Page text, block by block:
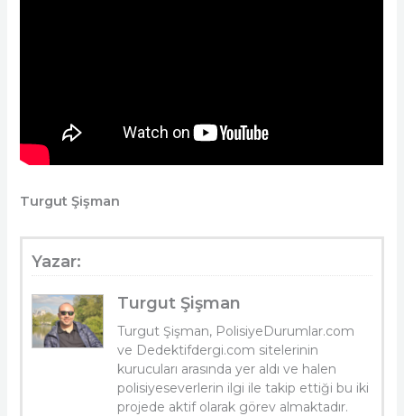
Turgut Şişman
Yazar:
Turgut Şişman
Turgut Şişman, PolisiyeDurumlar.com
ve Dedektifdergi.com sitelerinin
kurucuları arasında yer aldı ve halen
polisiyeseverlerin ilgi ile takip ettiği bu iki
projede aktif olarak görev almaktadır.